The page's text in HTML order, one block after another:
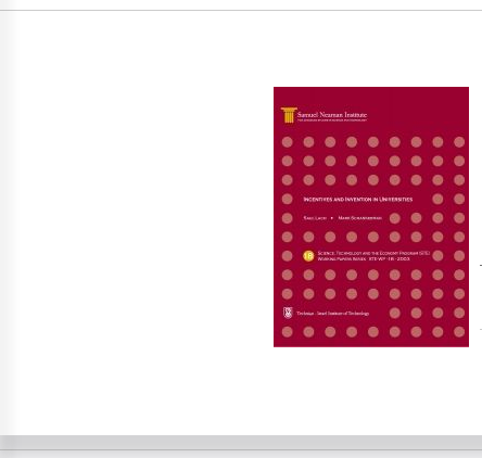
שנקרמן, מ׳, ולאך, ש׳ (2002). תמריצים וחידושים באוניברסיטאות, מדע, טכנולוגיה והתוכנית הכלכלית (STE) – סדרת מאמרים מרוכזים ושימושיים (STE-WP-18-2003). מוסד שמואל